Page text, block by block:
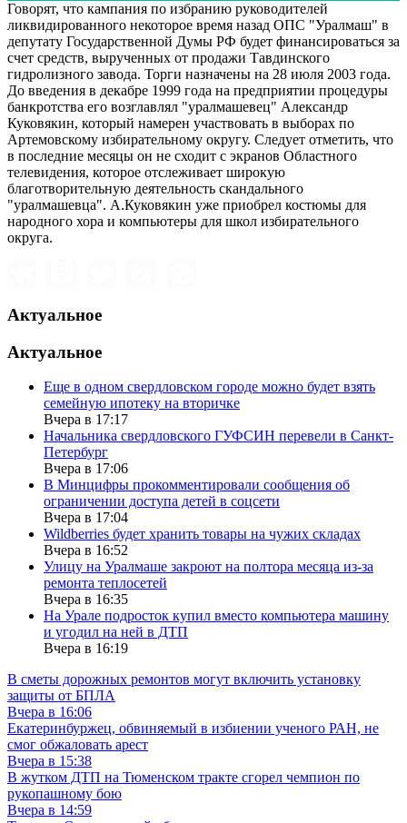
Говорят, что кампания по избранию руководителей
ликвидированного некоторое время назад ОПС "Уралмаш" в
депутату Государственной Думы РФ будет финансироваться за
счет средств, вырученных от продажи Тавдинского
гидролизного завода. Торги назначены на 28 июля 2003 года.
До введения в декабре 1999 года на предприятии процедуры
банкротства его возглавлял "уралмашевец" Александр
Куковякин, который намерен участвовать в выборах по
Артемовскому избирательному округу. Следует отметить, что
в последние месяцы он не сходит с экранов Областного
телевидения, которое отслеживает широкую
благотворительную деятельность скандального
"уралмашевца". А.Куковякин уже приобрел костюмы для
народного хора и компьютеры для школ избирательного
округа.
Актуальное
Актуальное
Еще в одном свердловском городе можно будет взять
семейную ипотеку на вторичке
Вчера в 17:17
Начальника свердловского ГУФСИН перевели в Санкт-
Петербург
Вчера в 17:06
В Минцифры прокомментировали сообщения об
ограничении доступа детей в соцсети
Вчера в 17:04
Wildberries будет хранить товары на чужих складах
Вчера в 16:52
Улицу на Уралмаше закроют на полтора месяца из-за
ремонта теплосетей
Вчера в 16:35
На Урале подросток купил вместо компьютера машину
и угодил на ней в ДТП
Вчера в 16:19
В сметы дорожных ремонтов могут включить установку
защиты от БПЛА
Вчера в 16:06
Екатеринбуржец, обвиняемый в избиении ученого РАН, не
смог обжаловать арест
Вчера в 15:38
В жутком ДТП на Тюменском тракте сгорел чемпион по
рукопашному бою
Вчера в 14:59